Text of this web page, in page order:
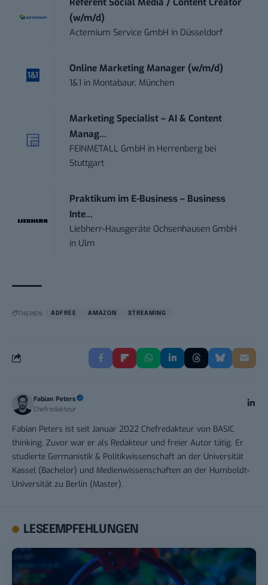
(w/m/d)
Actemium Service GmbH in Düsseldorf
Online Marketing Manager (w/m/d)
1&1 in Montabaur, München
Marketing Specialist – AI & Content
Manag...
FEINMETALL GmbH in Herrenberg bei
Stuttgart
Praktikum im E-Business – Business
Inte...
Liebherr-Hausgeräte Ochsenhausen GmbH
in Ulm
THEMEN: ADFREE AMAZON STREAMING
Fabian Peters
Chefredakteur
Fabian Peters ist seit Januar 2022 Chefredakteur von BASIC
thinking. Zuvor war er als Redakteur und freier Autor tätig. Er
studierte Germanistik & Politikwissenschaft an der Universität
Kassel (Bachelor) und Medienwissenschaften an der Humboldt-
Universität zu Berlin (Master).
LESEEMPFEHLUNGEN